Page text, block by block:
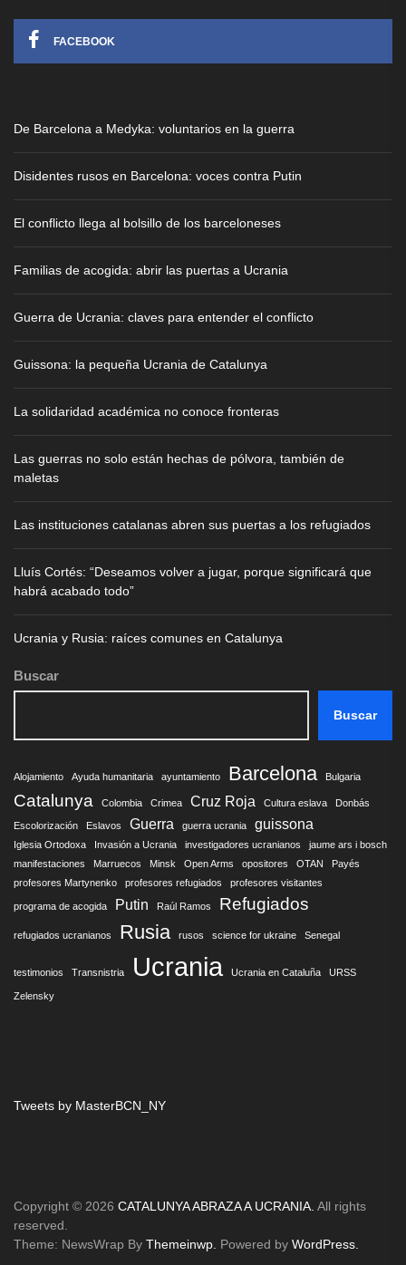
FACEBOOK
De Barcelona a Medyka: voluntarios en la guerra
Disidentes rusos en Barcelona: voces contra Putin
El conflicto llega al bolsillo de los barceloneses
Familias de acogida: abrir las puertas a Ucrania
Guerra de Ucrania: claves para entender el conflicto
Guissona: la pequeña Ucrania de Catalunya
La solidaridad académica no conoce fronteras
Las guerras no solo están hechas de pólvora, también de
maletas
Las instituciones catalanas abren sus puertas a los refugiados
Lluís Cortés: “Deseamos volver a jugar, porque significará que
habrá acabado todo”
Ucrania y Rusia: raíces comunes en Catalunya
Buscar
Buscar
Alojamiento Ayuda humanitaria ayuntamiento Barcelona Bulgaria
Catalunya Colombia Crimea Cruz Roja Cultura eslava Donbás
Escolorización Eslavos Guerra guerra ucrania guissona
Iglesia Ortodoxa Invasión a Ucrania investigadores ucranianos
jaume ars i bosch
manifestaciones
Marruecos Minsk Open Arms opositores OTAN
Payés
profesores Martynenko
profesores refugiados profesores visitantes
programa de acogida Putin Raúl Ramos Refugiados
refugiados ucranianos Rusia rusos science for ukraine Senegal
testimonios Transnistria Ucrania Ucrania en Cataluña URSS
Zelensky
Tweets by MasterBCN_NY
Copyright © 2026 CATALUNYA ABRAZA A UCRANIA. All rights
reserved.
Theme: NewsWrap By Themeinwp. Powered by WordPress.